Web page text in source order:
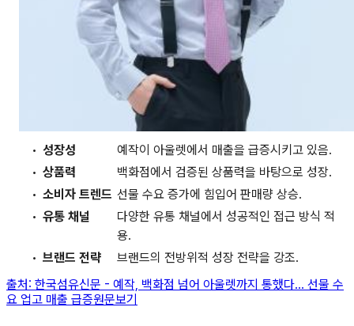
성장성
예작이 아울렛에서 매출을 급증시키고 있음.
상품력
백화점에서 검증된 상품력을 바탕으로 성장.
소비자 트렌드 선물 수요 증가에 힘입어 판매량 상승.
유통 채널
다양한 유통 채널에서 성공적인 접근 방식 적
용.
브랜드 전략
브랜드의 전방위적 성장 전략을 강조.
출처: 한국섬유신문 - 예작, 백화점 넘어 아울렛까지 통했다… 선물 수
요 업고 매출 급증원문보기